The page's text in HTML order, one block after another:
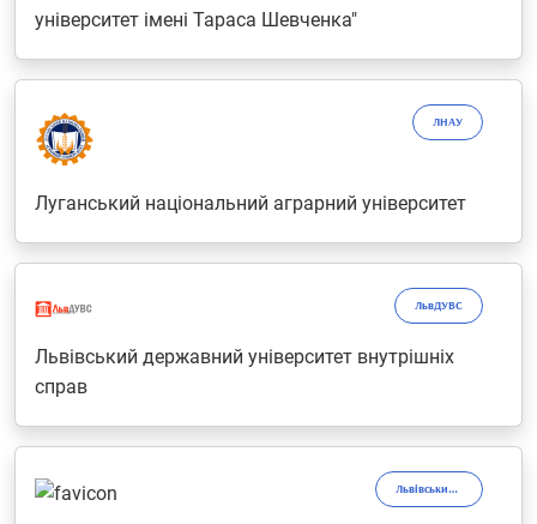
університет імені Тараса Шевченка"
ЛНАУ
Луганський національний аграрний університет
ЛьвДУВС
Львівський державний університет внутрішніх
справ
Львівський інститут банківської справи ДВНЗ "Університет банківської справи"